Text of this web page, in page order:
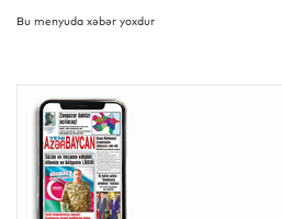
Bu menyuda xəbər yoxdur